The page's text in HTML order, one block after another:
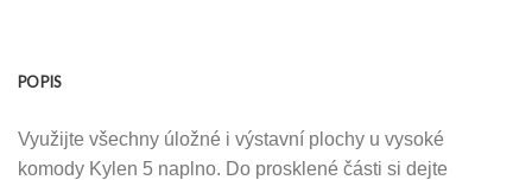
POPIS
Využijte všechny úložné i výstavní plochy u vysoké
komody Kylen 5 naplno. Do prosklené části si dejte